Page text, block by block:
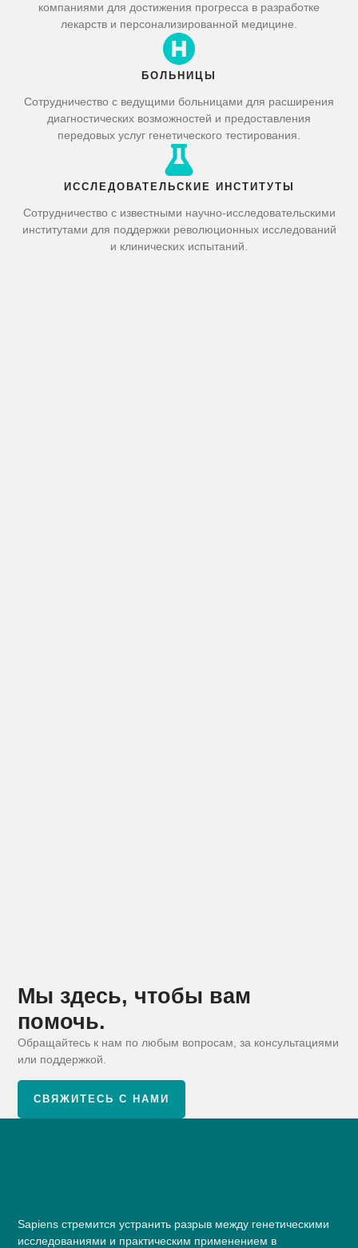
компаниями для достижения прогресса в разработке
лекарств и персонализированной медицине.
БОЛЬНИЦЫ
Сотрудничество с ведущими больницами для расширения
диагностических возможностей и предоставления
передовых услуг генетического тестирования.
ИССЛЕДОВАТЕЛЬСКИЕ ИНСТИТУТЫ
Сотрудничество с известными научно-исследовательскими
институтами для поддержки революционных исследований
и клинических испытаний.
Мы здесь, чтобы вам
помочь.
Обращайтесь к нам по любым вопросам, за консультациями
или поддержкой.
СВЯЖИТЕСЬ С НАМИ
Sapiens стремится устранить разрыв между генетическими
исследованиями и практическим применением в